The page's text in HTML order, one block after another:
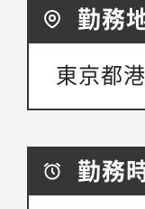
勤務
東京都
勤務